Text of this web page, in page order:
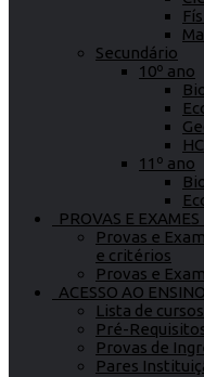
Secundário
10º ano
11º ano
PROVAS E
Provas e
e critérios
Provas e
ACESSO AO
Lista de cursos
Pré-
Provas de
Pares